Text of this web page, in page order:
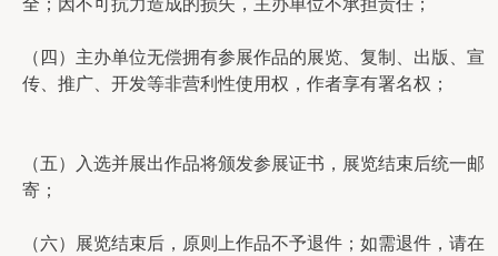
全；因不可抗力造成的损失，主办单位不承担责任；
（四）主办单位无偿拥有参展作品的展览、复制、出版、宣
传、推广、开发等非营利性使用权，作者享有署名权；
（五）入选并展出作品将颁发参展证书，展览结束后统一邮
寄；
（六）展览结束后，原则上作品不予退件；如需退件，请在